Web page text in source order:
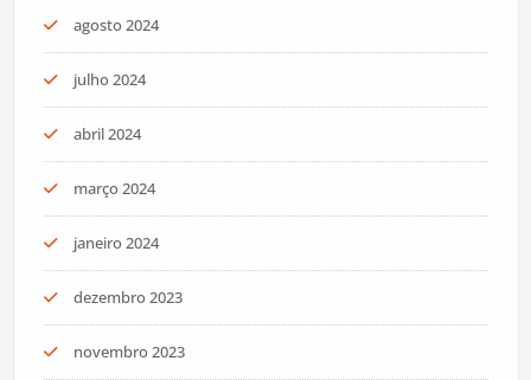
agosto 2024
julho 2024
abril 2024
março 2024
janeiro 2024
dezembro 2023
novembro 2023